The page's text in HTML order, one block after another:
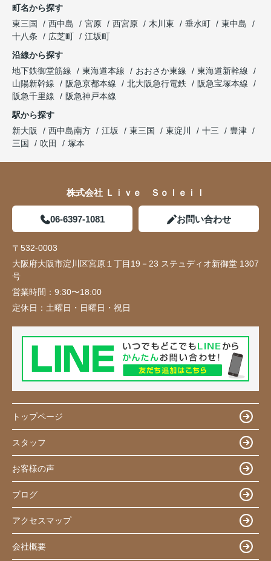
町名から探す
東三国
西中島 宮原 西宮原 木川東 垂水町
東中島
十八条
広芝町
江坂町
沿線から探す
地下鉄御堂筋線
東海道本線 おおさか東線
東海道新幹線
山陽新幹線
阪急京都本線 北大阪急行電鉄
阪急宝塚本線
阪急千里線
阪急神戸本線
駅から探す
新大阪
西中島南方 江坂 東三国 東淀川 十三
豊津
三国
吹田 塚本
株式会社 Ｌｉｖｅ Ｓｏｌｅｉｌ
06-6397-1081 お問い合わせ
〒532-0003
大阪府大阪市淀川区宮原１丁目19－23 ステュディオ新御堂 1307
号
営業時間： 9:30〜18:00
定休日： 土曜日・日曜日・祝日
トップページ
スタッフ
お客様の声
ブログ
アクセスマップ
会社概要